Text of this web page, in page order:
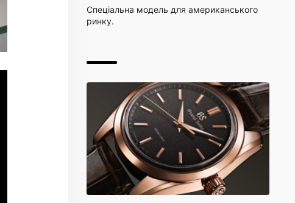
Спеціальна модель для американського
ринку.